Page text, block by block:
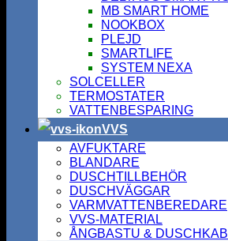
MB SMART HOME
NOOKBOX
PLEJD
SMARTLIFE
SYSTEM NEXA
SOLCELLER
TERMOSTATER
VATTENBESPARING
VVS
AVFUKTARE
BLANDARE
DUSCHTILLBEHÖR
DUSCHVÄGGAR
VARMVATTENBEREDARE
VVS-MATERIAL
ÅNGBASTU &